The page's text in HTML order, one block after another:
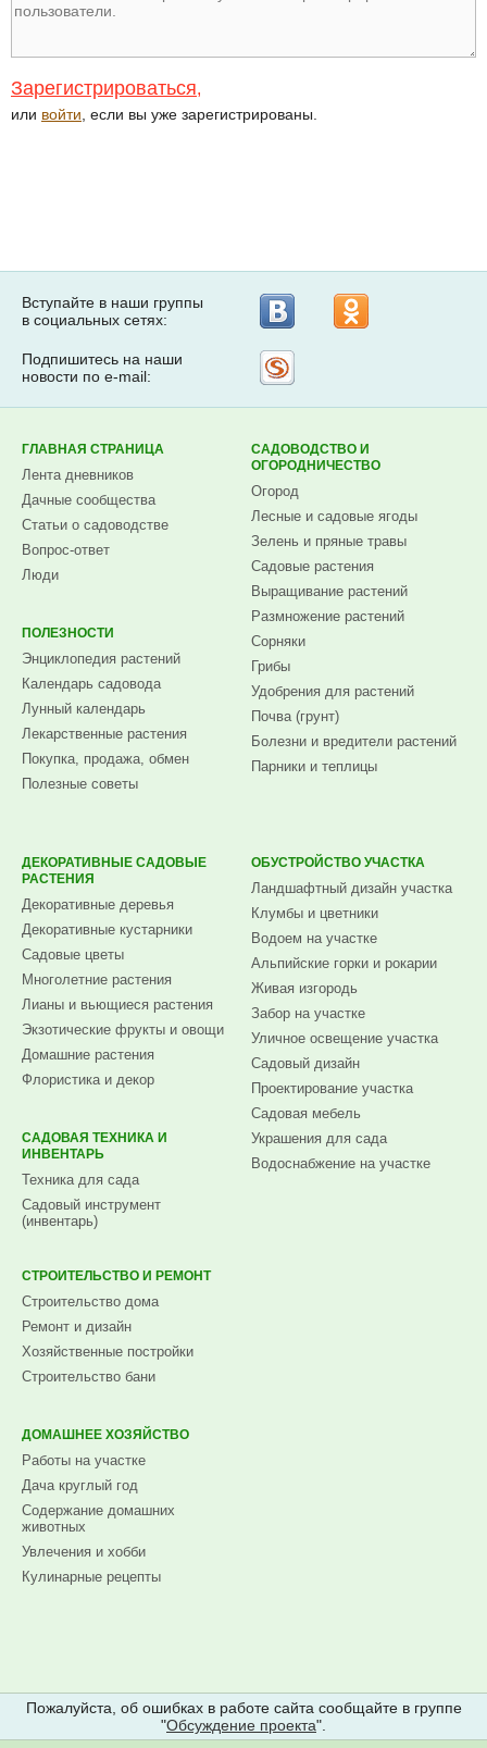
Зарегистрироваться,
или войти , если вы уже зарегистрированы.
Вступайте в наши группы
в социальных сетях:
Подпишитесь на наши
новости по e-mail:
ГЛАВНАЯ СТРАНИЦА
Лента дневников
Дачные сообщества
Статьи о садоводстве
Вопрос-ответ
Люди
ПОЛЕЗНОСТИ
Энциклопедия растений
Календарь садовода
Лунный календарь
Лекарственные растения
Покупка, продажа, обмен
Полезные советы
САДОВОДСТВО И
ОГОРОДНИЧЕСТВО
Огород
Лесные и садовые ягоды
Зелень и пряные травы
Садовые растения
Выращивание растений
Размножение растений
Сорняки
Грибы
Удобрения для растений
Почва (грунт)
Болезни и вредители растений
Парники и теплицы
ДЕКОРАТИВНЫЕ САДОВЫЕ
РАСТЕНИЯ
Декоративные деревья
Декоративные кустарники
Садовые цветы
Многолетние растения
Лианы и вьющиеся растения
Экзотические фрукты и овощи
Домашние растения
Флористика и декор
САДОВАЯ ТЕХНИКА И
ИНВЕНТАРЬ
Техника для сада
Садовый инструмент
(инвентарь)
ОБУСТРОЙСТВО УЧАСТКА
Ландшафтный дизайн участка
Клумбы и цветники
Водоем на участке
Альпийские горки и рокарии
Живая изгородь
Забор на участке
Уличное освещение участка
Садовый дизайн
Проектирование участка
Садовая мебель
Украшения для сада
Водоснабжение на участке
СТРОИТЕЛЬСТВО И РЕМОНТ
Строительство дома
Ремонт и дизайн
Хозяйственные постройки
Строительство бани
ДОМАШНЕЕ ХОЗЯЙСТВО
Работы на участке
Дача круглый год
Содержание домашних
животных
Увлечения и хобби
Кулинарные рецепты
Пожалуйста, об ошибках в работе сайта сообщайте в группе
"Обсуждение проекта".